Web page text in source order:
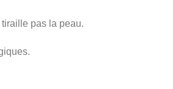
pas la peau.